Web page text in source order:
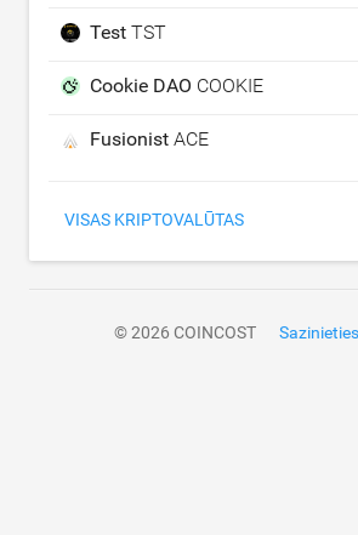
Test TST
Cookie DAO COOKIE
Fusionist ACE
VISAS KRIPTOVALŪTAS
© 2026 COINCOST